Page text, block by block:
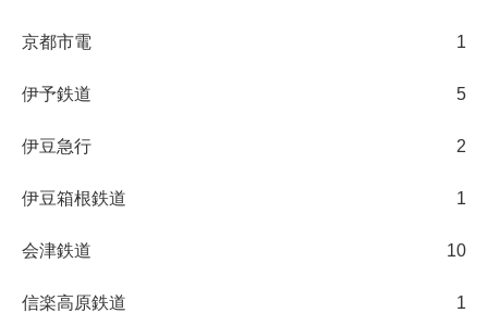
京都市電 1
伊予鉄道 5
伊豆急行 2
伊豆箱根鉄道 1
会津鉄道 10
信楽高原鉄道 1